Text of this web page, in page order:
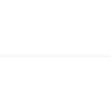
sans complications.